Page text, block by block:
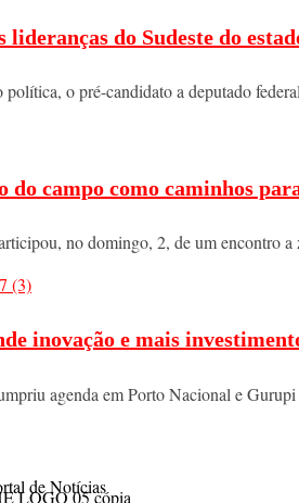
do Sudeste do
política, o pré-candidato a deputado
do campo como caminhos
no domingo, 2, de um encontro
inovação e mais
agenda em Porto Nacional e
de Notícias